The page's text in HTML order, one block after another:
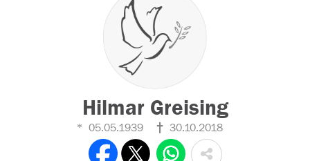
Hilmar Greising
05.05.1939 30.10.2018